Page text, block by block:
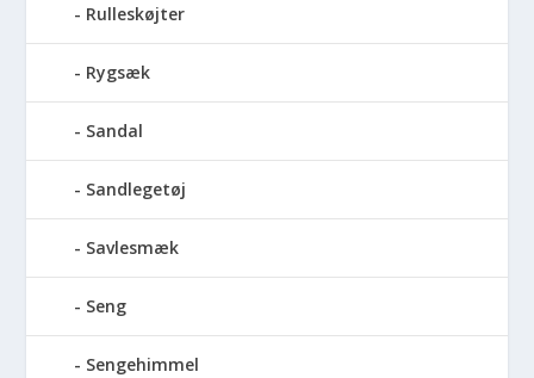
Rulleskøjter
Rygsæk
Sandal
Sandlegetøj
Savlesmæk
Seng
Sengehimmel